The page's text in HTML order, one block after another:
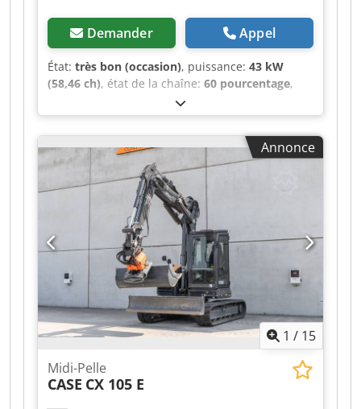
Demander Appel
État: très bon (occasion), puissance: 43 kW
(58,46 ch), état de la chaîne: 60 pourcentage,
Année de construction:2011
fonctionnement:8 204 h, Équipement:chenilles
en caoutchouc, climatisation, CATERPILLAR
308D Année de fabrication : 2011 Heures de
fonctionnement : 8 204 heures Cedpfx Anezrt
Amotjha Cabine fermée Climatisation Radio
Flèche monobloc Longueur du bras : 2,20 m
Préparation pour marteau, grappin et ciseaux
Système de changement rapide OQ45 1 godet –
largeur 750 mm Trains de roulement en bon état
(environ 60 %) Plaques de châssis, largeur
450 mm Support de lame Moteur Mitsubishi de
43 kW Conformité CE Poids en ordre de marche :
8,5 tonnes.
Annonce
1 / 15
Midi-Pelle
CASE CX 105 E